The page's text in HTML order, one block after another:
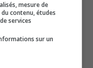
d’ici le
opérées par
cellulaires,
Telus
mesure de
contenu, études
services
sur un